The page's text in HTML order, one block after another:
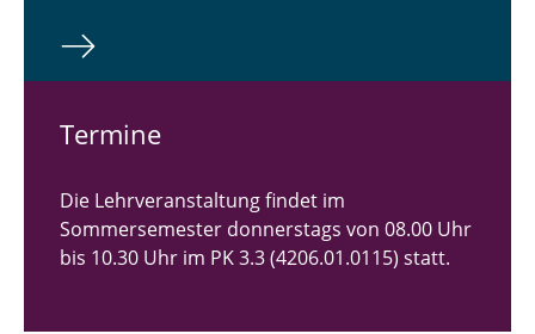
Termine
Die Lehrveranstaltung findet im
Sommersemester donnerstags von 08.00 Uhr
bis 10.30 Uhr im PK 3.3 (4206.01.0115) statt.